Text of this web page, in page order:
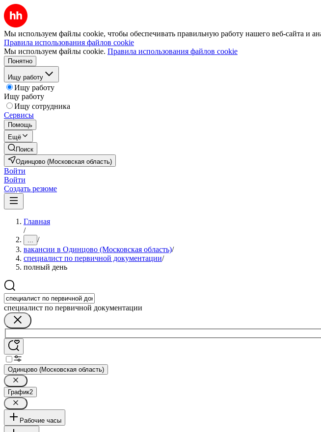
Мы используем файлы cookie, чтобы обеспечивать правильную работу нашего веб-сайта и
Правила использования файлов cookie
Мы используем файлы cookie. Правила использования файлов cookie
Понятно
Ищу работу
Ищу работу
Ищу работу
Ищу сотрудника
Сервисы
Помощь
Ещё
Поиск
Одинцово (Московская область)
Войти
Войти
Создать резюме
Главная
/
... /
вакансии в Одинцово (Московская область)/
специалист по первичной документации/
полный день
специалист по первичной документации
Одинцово (Московская область)
График2
Рабочие часы